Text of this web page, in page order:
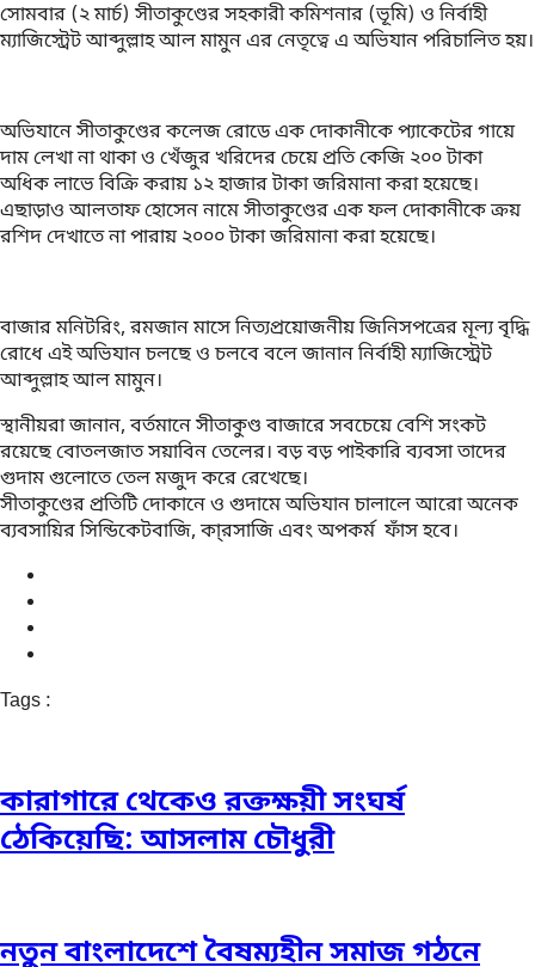
সোমবার (২ মার্চ) সীতাকুণ্ডের সহকারী কমিশনার (ভূমি) ও নির্বাহী
ম্যাজিস্ট্রেট আব্দুল্লাহ আল মামুন এর নেতৃত্বে এ অভিযান পরিচালিত হয়।
অভিযানে সীতাকুণ্ডের কলেজ রোডে এক দোকানীকে প্যাকেটের গায়ে
দাম লেখা না থাকা ও খেঁজুর খরিদের চেয়ে প্রতি কেজি ২০০ টাকা
অধিক লাভে বিক্রি করায় ১২ হাজার টাকা জরিমানা করা হয়েছে।
এছাড়াও আলতাফ হোসেন নামে সীতাকুণ্ডের এক ফল দোকানীকে ক্রয়
রশিদ দেখাতে না পারায় ২০০০ টাকা জরিমানা করা হয়েছে।
বাজার মনিটরিং, রমজান মাসে নিত্যপ্রয়োজনীয় জিনিসপত্রের মূল্য বৃদ্ধি
রোধে এই অভিযান চলছে ও চলবে বলে জানান নির্বাহী ম্যাজিস্ট্রেট
আব্দুল্লাহ আল মামুন।
স্থানীয়রা জানান, বর্তমানে সীতাকুণ্ড বাজারে সবচেয়ে বেশি সংকট
রয়েছে বোতলজাত সয়াবিন তেলের। বড় বড় পাইকারি ব্যবসা তাদের
গুদাম গুলোতে তেল মজুদ করে রেখেছে।
সীতাকুণ্ডের প্রতিটি দোকানে ও গুদামে অভিযান চালালে আরো অনেক
ব্যবসায়ির সিন্ডিকেটবাজি, কা্রসাজি এবং অপকর্ম ফাঁস হবে।
Tags :
কারাগারে থেকেও রক্তক্ষয়ী সংঘর্ষ
ঠেকিয়েছি: আসলাম চৌধুরী
নতুন বাংলাদেশে বৈষম্যহীন সমাজ গঠনে